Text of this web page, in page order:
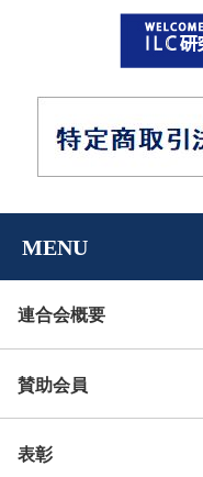
MENU
連合会概要
賛助会員
表彰